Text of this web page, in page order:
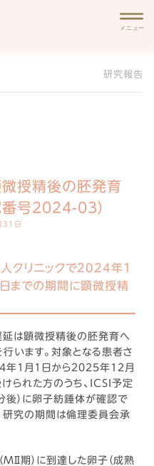
研究報告
授精後の胚発育
番号2024-03）
31日
クリニックで2024年1
での期間に顕微授精
延は顕微授精後の胚発育へ
います。対象となる患者さ
年1月1日から2025年12月
られた方のうち、ICSI予定
）に卵子紡錘体が確認で
研究の期間は倫理委員会承
期）に到達した卵子（成熟